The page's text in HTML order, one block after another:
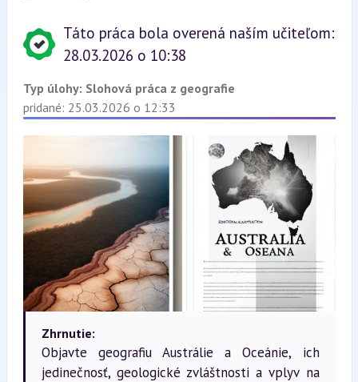
Táto práca bola overená naším učiteľom:
28.03.2026 o 10:38
Typ úlohy: Slohová práca z geografie
pridané: 25.03.2026 o 12:33
Zhrnutie:
Objavte geografiu Austrálie a Oceánie, ich
jedinečnosť, geologické zvláštnosti a vplyv na